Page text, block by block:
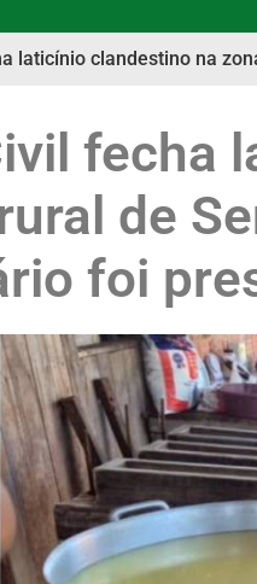
laticínio clandestino na
fecha
de
foi